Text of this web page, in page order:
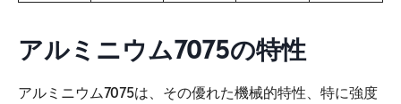
アルミニウム7075の特性
アルミニウム7075は、その優れた機械的特性、特に強度